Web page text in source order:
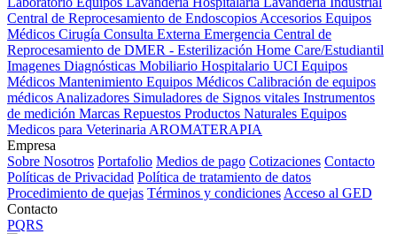
Central de Reprocesamiento de Endoscopios Accesorios Equipos
Médicos Cirugía Consulta Externa Emergencia Central de
Reprocesamiento de DMER - Esterilización Home Care/Estudiantil
Imagenes Diagnósticas Mobiliario Hospitalario UCI Equipos
Médicos Mantenimiento Equipos Médicos Calibración de equipos
médicos Analizadores Simuladores de Signos vitales Instrumentos
de medición Marcas Repuestos Productos Naturales Equipos
Medicos para Veterinaria AROMATERAPIA
Empresa
Sobre Nosotros Portafolio Medios de pago Cotizaciones Contacto
Políticas de Privacidad Política de tratamiento de datos
Procedimiento de quejas Términos y condiciones Acceso al GED
Contacto
PQRS